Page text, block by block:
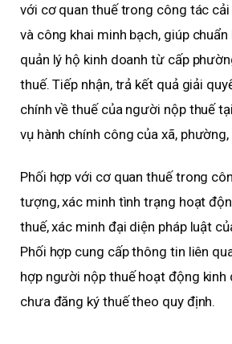
với cơ quan thuế trong công tác cải
và công khai minh bạch, giúp
quản lý hộ kinh doanh từ cấp
thuế. Tiếp nhận, trả kết quả giải
chính về thuế của người nộp thuế
vụ hành chính công của xã, phường,
Phối hợp với cơ quan thuế trong
tượng, xác minh tình trạng hoạt
thuế, xác minh đại diện pháp luật
Phối hợp cung cấp thông tin liên
hợp người nộp thuế hoạt động kinh
chưa đăng ký thuế theo quy định.